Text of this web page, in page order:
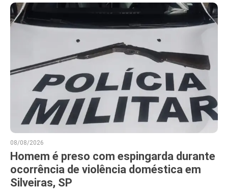
08/08/2026
Homem é preso com espingarda durante
ocorrência de violência doméstica em
Silveiras, SP